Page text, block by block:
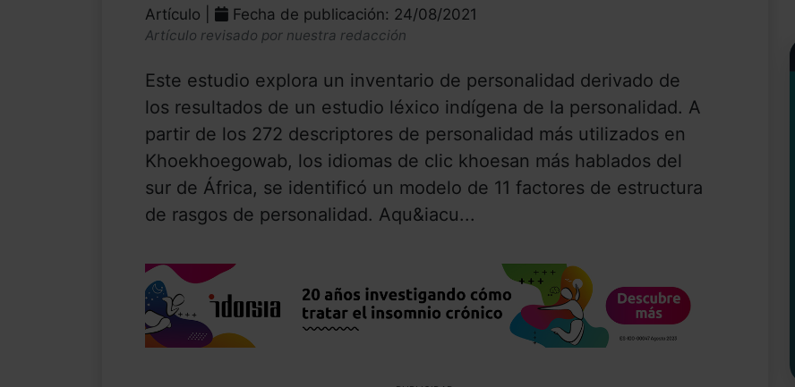
Artículo | Fecha de publicación: 24/08/2021
Artículo revisado por nuestra redacción
Este estudio explora un inventario de personalidad derivado de
los resultados de un estudio léxico indígena de la personalidad. A
partir de los 272 descriptores de personalidad más utilizados en
Khoekhoegowab, los idiomas de clic khoesan más hablados del
sur de África, se identificó un modelo de 11 factores de estructura
de rasgos de personalidad. Aqu&iacu...